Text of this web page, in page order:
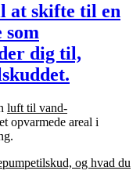
at skifte til en
dig til,
luft til vand-
opvarmede areal i
og hvad du